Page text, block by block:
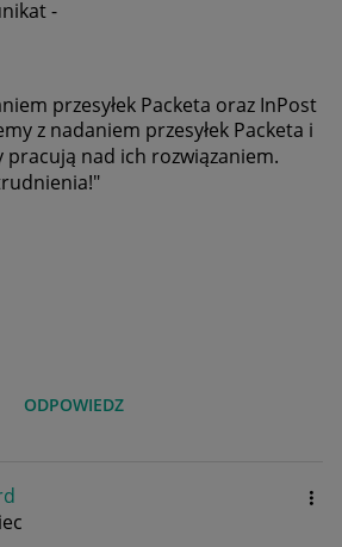
-
przesyłek Packeta oraz InPost
z nadaniem przesyłek Packeta i
pracują nad ich rozwiązaniem.
ODPOWIEDZ